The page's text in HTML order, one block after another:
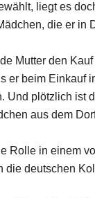
liegt es
die er in
Mutter den
er beim Einkauf
plötzlich
aus dem
Rolle in einem
die deutschen